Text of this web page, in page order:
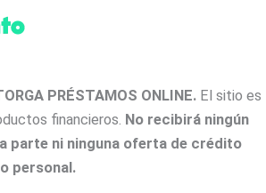
PRÉSTAMOS ONLINE. El sitio es
financieros. No recibirá ningún
parte ni ninguna oferta de crédito
personal.